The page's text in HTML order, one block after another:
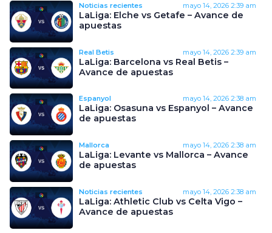
Noticias recientes mayo 14, 2026 2:39 am
LaLiga: Elche vs Getafe – Avance de
apuestas
Real Betis mayo 14, 2026 2:39 am
LaLiga: Barcelona vs Real Betis –
Avance de apuestas
Espanyol mayo 14, 2026 2:38 am
LaLiga: Osasuna vs Espanyol – Avance
de apuestas
Mallorca mayo 14, 2026 2:38 am
LaLiga: Levante vs Mallorca – Avance
de apuestas
Noticias recientes mayo 14, 2026 2:38 am
LaLiga: Athletic Club vs Celta Vigo –
Avance de apuestas